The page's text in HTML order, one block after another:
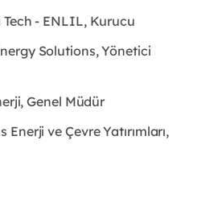
- ENLIL, Kurucu
Solutions, Yönetici
Genel Müdür
ve Çevre Yatırımları,